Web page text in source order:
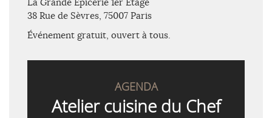
38 Rue de Sèvres, 75007 Paris
Événement gratuit, ouvert à tous.
AGENDA
Atelier cuisine du Chef